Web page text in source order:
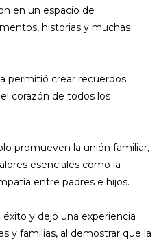
en un espacio de
historias y muchas
permitió crear recuerdos
corazón de todos los
promueven la unión familiar,
esenciales como la
entre padres e hijos.
y dejó una experiencia
y familias, al demostrar que la